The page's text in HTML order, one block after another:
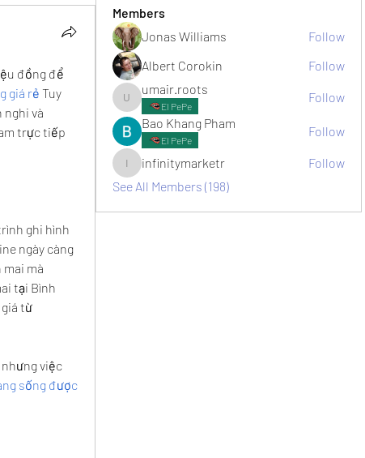
đồng để
giá rẻ Tuy
và
trực tiếp
ghi hình
ngày càng
mà
tại Bình
từ
việc
sống được
Members
Jonas Williams
Follow
Albert Corokin
Follow
umair.roots
umair.roots
El PePe
Follow
Bao Khang Pham
El PePe
Follow
infinitymarketr
infinitymarketr
Follow
See All Members (198)